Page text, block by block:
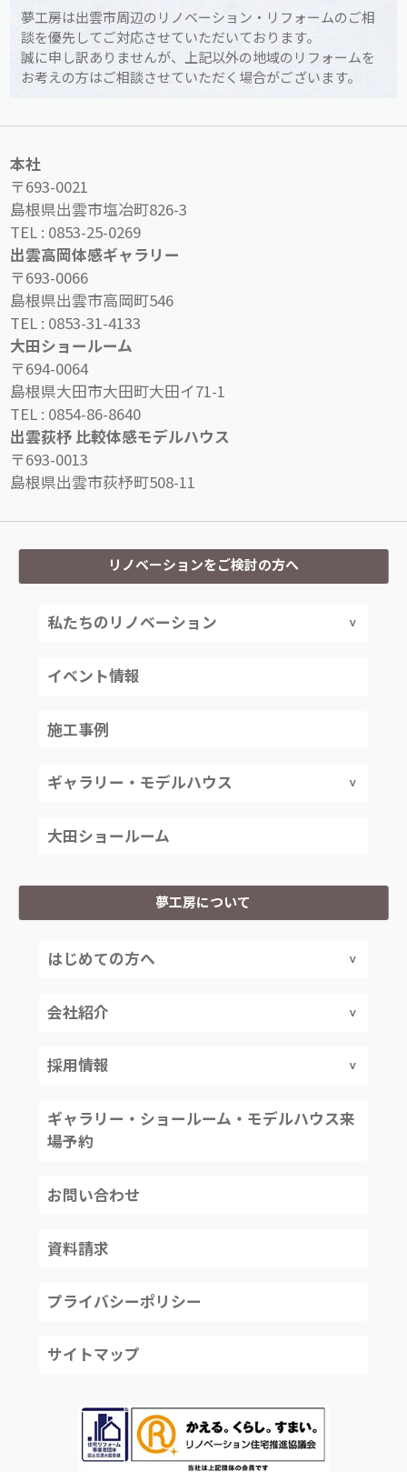
夢工房は出雲市周辺のリノベーション・リフォームのご相
談を優先してご対応させていただいております。
誠に申し訳ありませんが、上記以外の地域のリフォームを
お考えの方はご相談させていただく場合がございます。
本社
〒693-0021
島根県出雲市塩冶町826-3
TEL : 0853-25-0269
出雲高岡体感ギャラリー
〒693-0066
島根県出雲市高岡町546
TEL : 0853-31-4133
大田ショールーム
〒694-0064
島根県大田市大田町大田イ71-1
TEL : 0854-86-8640
出雲荻杼 比較体感モデルハウス
〒693-0013
島根県出雲市荻杼町508-11
リノベーションをご検討の方へ
私たちのリノベーション
イベント情報
施工事例
ギャラリー・モデルハウス
大田ショールーム
夢工房について
はじめての方へ
会社紹介
採用情報
ギャラリー・ショールーム・モデルハウス来
場予約
お問い合わせ
資料請求
プライバシーポリシー
サイトマップ